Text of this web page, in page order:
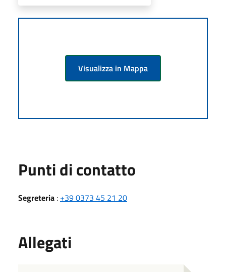
Visualizza in Mappa
Punti di contatto
Segreteria : +39 0373 45 21 20
Allegati